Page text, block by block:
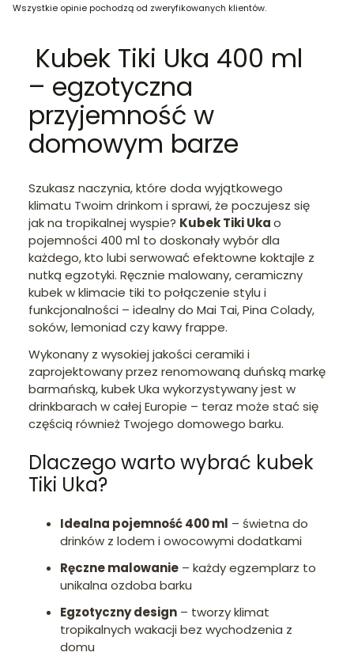
Wszystkie opinie pochodzą od zweryfikowanych klientów.
Kubek Tiki Uka 400 ml
– egzotyczna
przyjemność w
domowym barze
Szukasz naczynia, które doda wyjątkowego
klimatu Twoim drinkom i sprawi, że poczujesz się
jak na tropikalnej wyspie? Kubek Tiki Ukao
pojemności 400 ml to doskonały wybór dla
każdego, kto lubi serwować efektowne koktajle z
nutką egzotyki. Ręcznie malowany, ceramiczny
kubek w klimacie tiki to połączenie stylu i
funkcjonalności – idealny do Mai Tai, Pina Colady,
soków, lemoniad czy kawy frappe.
Wykonany z wysokiej jakości ceramiki i
zaprojektowany przez renomowaną duńską markę
barmańską, kubek Uka wykorzystywany jest w
drinkbarach w całej Europie – teraz może stać się
częścią również Twojego domowego barku.
Dlaczego warto wybrać kubek
Tiki Uka?
Idealna pojemność 400 ml – świetna do
drinków z lodem i owocowymi dodatkami
Ręczne malowanie – każdy egzemplarz to
unikalna ozdoba barku
Egzotyczny design – tworzy klimat
tropikalnych wakacji bez wychodzenia z
domu